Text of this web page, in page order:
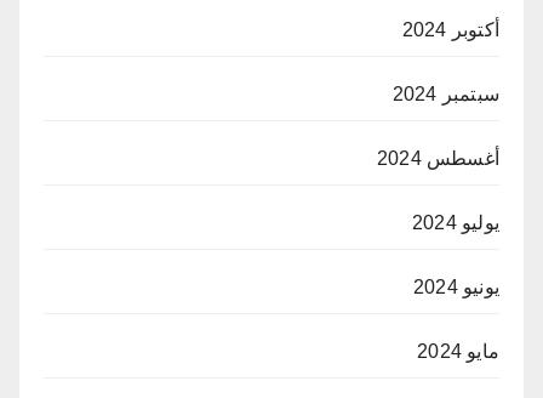
أكتوبر 2024
سبتمبر 2024
أغسطس 2024
يوليو 2024
يونيو 2024
مايو 2024